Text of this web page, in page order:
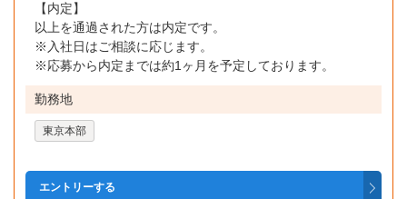
【内定】
以上を通過された方は内定です。
※入社日はご相談に応じます。
※応募から内定までは約1ヶ月を予定しております。
勤務地
東京本部